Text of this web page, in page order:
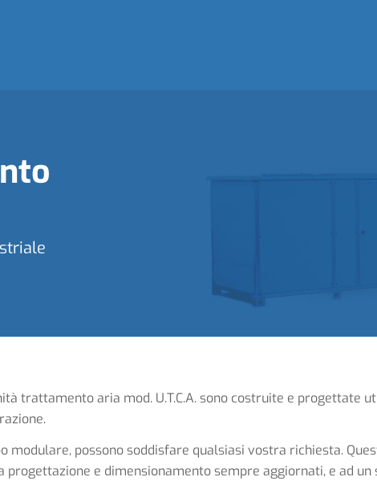
trattamento aria mod. U.T.C.A. sono costruite e progettate
modulare, possono soddisfare qualsiasi vostra richiesta.
progettazione e dimensionamento sempre aggiornati, e ad